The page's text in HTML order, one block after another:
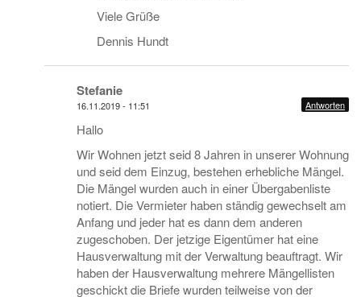
Viele Grüße
Dennis Hundt
Stefanie
16.11.2019 - 11:51 Antworten
Hallo
Wir Wohnen jetzt seid 8 Jahren in unserer Wohnung
und seid dem Einzug, bestehen erhebliche Mängel.
Die Mängel wurden auch in einer Übergabenliste
notiert. Die Vermieter haben ständig gewechselt am
Anfang und jeder hat es dann dem anderen
zugeschoben. Der jetzige Eigentümer hat eine
Hausverwaltung mit der Verwaltung beauftragt. Wir
haben der Hausverwaltung mehrere Mängellisten
geschickt die Briefe wurden teilweise von der